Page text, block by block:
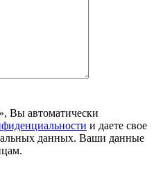
Вы автоматически
и даете свое
данных. Ваши данные